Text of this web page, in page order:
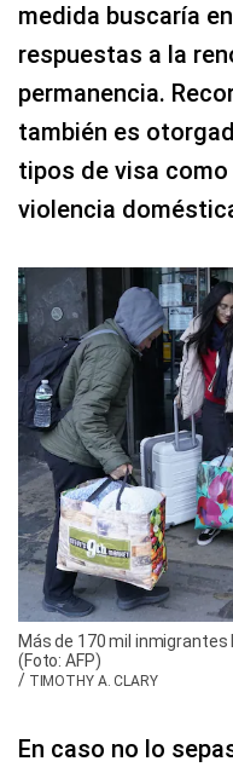
medida buscaría
respuestas a la
permanencia.
también es
tipos de visa
violencia
Más de 170 mil inmigrantes
(Foto: AFP)
/ TIMOTHY A. CLARY
En caso no lo